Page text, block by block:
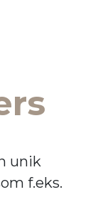
unik
f.eks.